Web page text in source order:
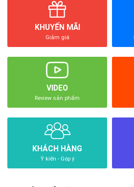
KHUYẾN MÃI
Giảm giá
VIDEO
Review sản phẩm
KHÁCH HÀNG
Ý kiến - Góp ý